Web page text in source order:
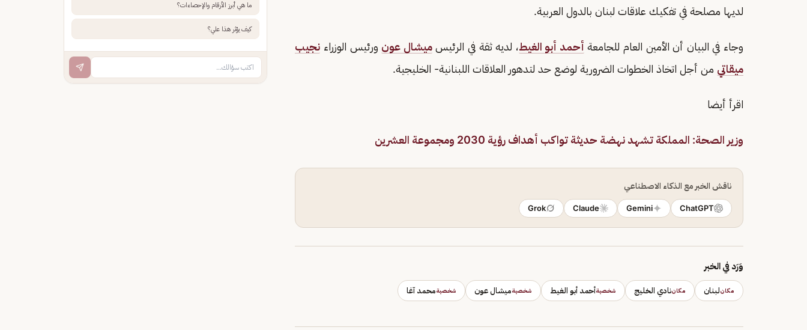
لديها مصلحة في تفكيك علاقات لبنان بالدول العربية.
وجاء في البيان أن الأمين العام للجامعة أحمد أبو الغيط، لديه ثقة في الرئيسميشال عون ورئيس الوزراء نجيب
ميقاتي من أجل اتخاذ الخطوات الضرورية لوضع حد لتدهور العلاقات اللبنانية- الخليجية.
اقرأ أيضا
وزير الصحة: المملكة تشهد نهضة حديثة تواكب أهداف رؤية 2030 ومجموعة العشرين
ناقش الخبر مع الذكاء الاصطناعي
ChatGPT
Gemini
Claude
Grok
وَرَد في الخبر
مكانلبنان مكاننادي الخليج شخصيةأحمد أبو الغيط شخصيةميشال عون شخصيةمحمد آغا
ما هي أبرز الأرقام والإحصاءات؟
كيف يؤثر هذا علي؟